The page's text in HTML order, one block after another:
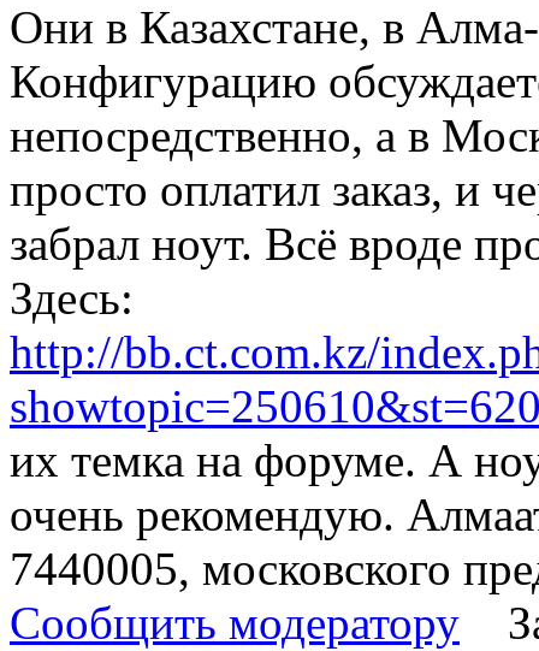
Они в Казахстане, в
Конфигурацию
непосредственно, а в
просто оплатил заказ, и
забрал ноут. Всё вроде
Здесь:
http://bb.ct.com.kz/
их темка на форуме. А
очень рекомендую.
7440005, московского
Сообщить модератору